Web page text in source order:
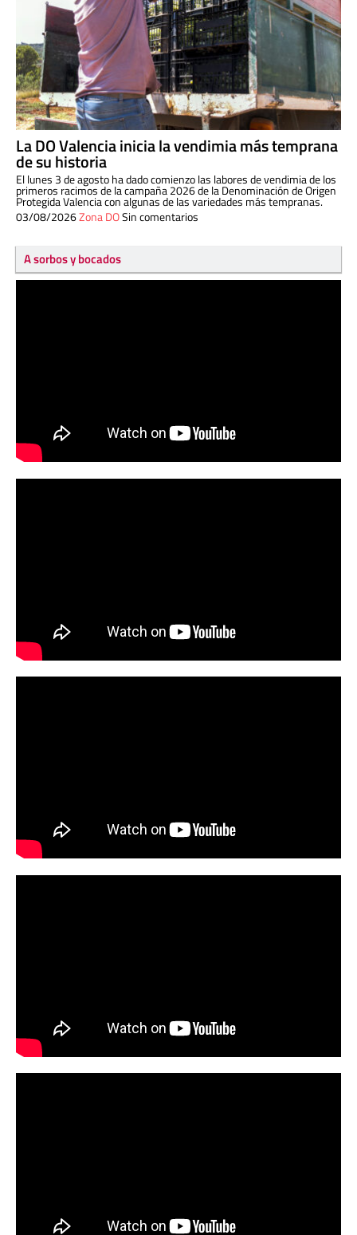
La DO Valencia inicia la vendimia más temprana
de su historia
El lunes 3 de agosto ha dado comienzo las labores de vendimia de los
primeros racimos de la campaña 2026 de la Denominación de Origen
Protegida Valencia con algunas de las variedades más tempranas.
03/08/2026Zona DOSin comentarios
A sorbos y bocados